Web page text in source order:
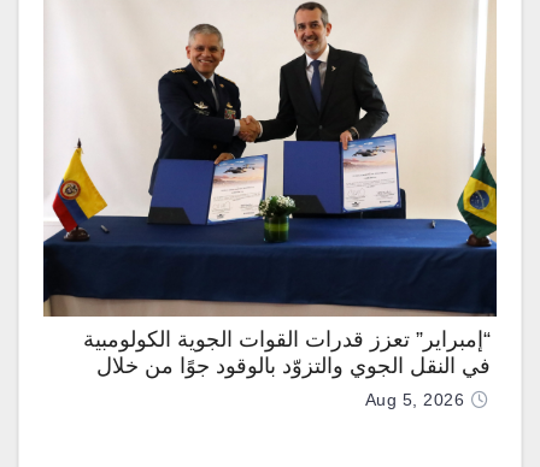
“إمبراير” تعزز قدرات القوات الجوية الكولومبية
في النقل الجوي والتزوّد بالوقود جوًا من خلال
تزويدها بطائرتي “كيه سي-390 ميلينيوم”
Aug 5, 2026